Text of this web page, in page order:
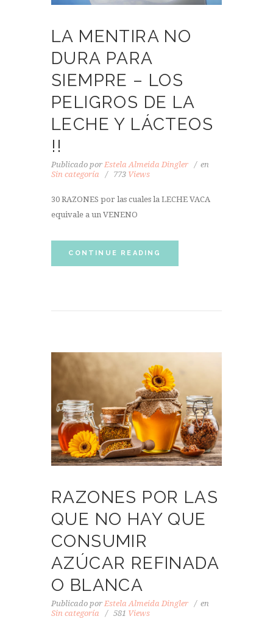
LA MENTIRA NO
DURA PARA
SIEMPRE – LOS
PELIGROS DE LA
LECHE Y LÁCTEOS
!!
Publicado por Estela Almeida Dingler
en
Sin categoría
773 Views
30 RAZONES por las cuales la LECHE VACA
equivale a un VENENO
CONTINUE READING
RAZONES POR LAS
QUE NO HAY QUE
CONSUMIR
AZÚCAR REFINADA
O BLANCA
Publicado por Estela Almeida Dingler
en
Sin categoría
581 Views